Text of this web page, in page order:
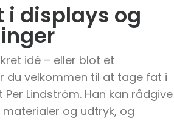
i displays og
idé – eller blot et
du velkommen til at tage fat i
Lindström. Han kan rådgive
og udtryk, og